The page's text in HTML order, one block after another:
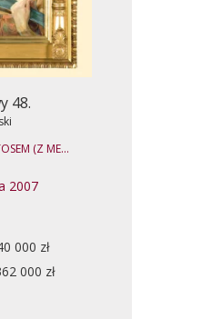
48.
(Z ME...
2007
000 zł
000 zł